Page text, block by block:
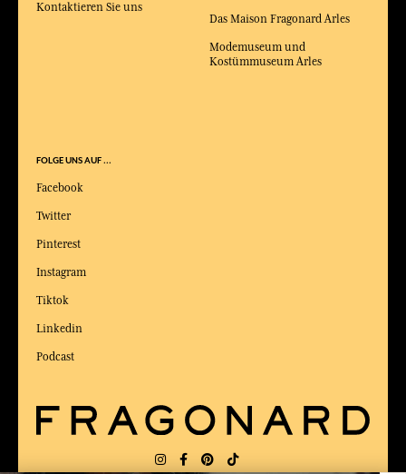
Das Maison Fragonard Arles
Modemuseum und
Kostümmuseum Arles
Kontaktieren Sie uns
FOLGE UNS AUF ...
Facebook
Twitter
Pinterest
Instagram
Tiktok
Linkedin
Podcast